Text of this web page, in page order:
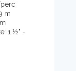
perc
m
1 ½" -